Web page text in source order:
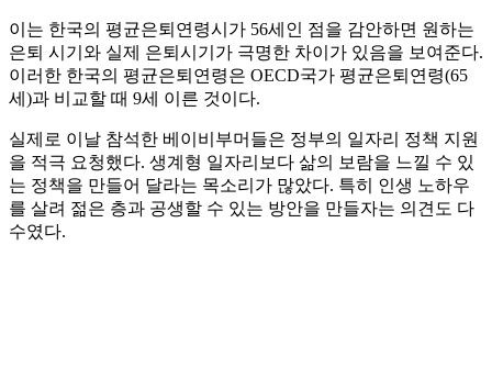
이는 한국의 평균은퇴연령시가 56세인 점을 감안하면 원하는
은퇴 시기와 실제 은퇴시기가 극명한 차이가 있음을 보여준다.
이러한 한국의 평균은퇴연령은 OECD국가 평균은퇴연령(65
세)과 비교할 때 9세 이른 것이다.
실제로 이날 참석한 베이비부머들은 정부의 일자리 정책 지원
을 적극 요청했다. 생계형 일자리보다 삶의 보람을 느낄 수 있
는 정책을 만들어 달라는 목소리가 많았다. 특히 인생 노하우
를 살려 젊은 층과 공생할 수 있는 방안을 만들자는 의견도 다
수였다.